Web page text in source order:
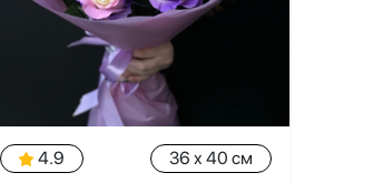
4.9
36 x 40 см